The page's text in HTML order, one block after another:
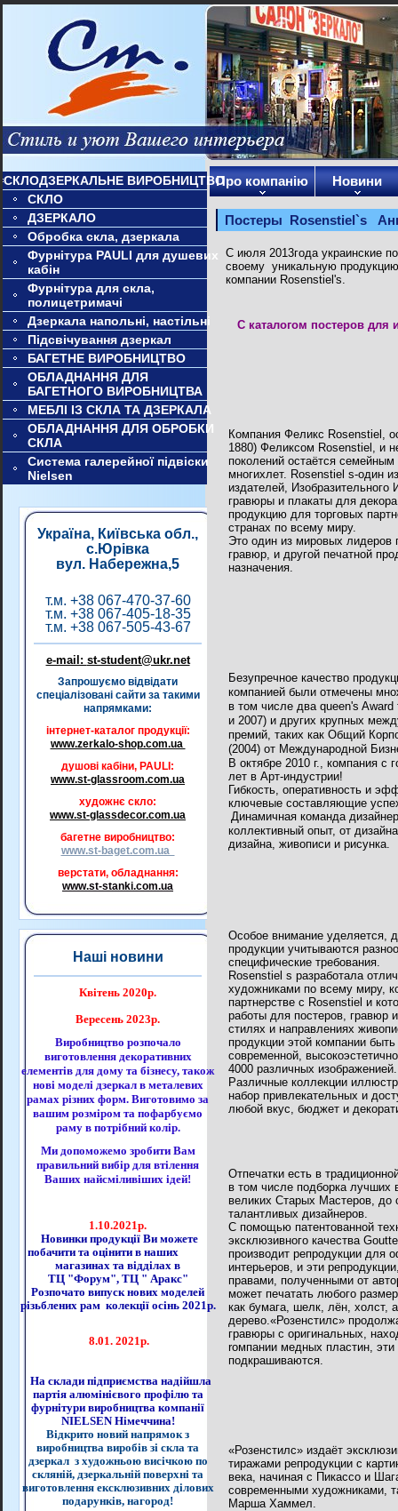
СКЛОДЗЕРКАЛЬНЕ ВИРОБНИЦТВО
СКЛО
ДЗЕРКАЛО
Обробка скла, дзеркала
Фурнітура PAULI для душевих
кабін
Фурнітура для скла,
полицетримачі
Дзеркала напольні, настільні
Підсвічування дзеркал
БАГЕТНЕ ВИРОБНИЦТВО
ОБЛАДНАННЯ ДЛЯ
БАГЕТНОГО ВИРОБНИЦТВА
МЕБЛІ ІЗ СКЛА ТА ДЗЕРКАЛА
ОБЛАДНАННЯ ДЛЯ ОБРОБКИ
СКЛА
Система галерейної підвіски
Nielsen
Україна, Київська обл.,
с.Юрівка
вул. Набережна,5
т.м. +38 067-470-37-60
т.м. +38 067-405-18-35
т.м. +38 067-505-43-67
e-mail: st-student@ukr.net
Запрошуємо відвідати
спеціалізовані сайти за такими
напрямками:
інтернет-каталог продукції:
www.zerkalo-shop.com.ua
душові кабіни, PAULI:
www.st-glassroom.com.ua
художнє скло:
www.st-glassdecor.com.ua
багетне виробництво:
www.st-baget.com.ua
верстати, обладнання:
www.st-stanki.com.ua
Наші новини
Квітень 2020р.
Вересень 2023р.
Виробництво розпочало
виготовлення декоративних
елементів для дому та бізнесу, також
нові моделі дзеркал в металевих
рамах різних форм. Виготовимо за
вашим розміром та пофарбуємо
раму в потрібний колір.
Ми допоможемо зробити Вам
правильний вибір для втілення
Ваших найсміливіших ідей!
1.10.2021р.
Новинки продукції Ви можете
побачити та оцінити в наших
магазинах та відділах в
ТЦ "Форум", ТЦ " Аракс"
Розпочато випуск нових моделей
різьблених рам колекції осінь 2021р.
8.01. 2021р.
На склади підприємства надійшла
партія алюмінієвого профілю та
фурнітури виробництва компанії
NIELSEN Німеччина!
Відкрито новий напрямок з
виробництва виробів зі скла та
дзеркал з художньою висічкою по
скляній, дзеркальній поверхні та
виготовлення ексклюзивних ділових
подарунків, нагород!
Про компанію Новини
Постеры Rosenstiel`s
С июля 2013года украинские
своему уникальную
компании Rosenstiel's.
С каталогом постеров для
Компания Феликс Rosenstiel ,
1880) Феликсом Rosenstiel , и
поколений остаётся семейным
многихлет. Rosenstiel s-один
издателей,
гравюры и плакаты для
продукцию для торговых
странах по всему миру.
Это один из мировых лидеров
гравюр, и другой печатной
назначения.
Безупречное качество
компанией были отмечены
в том числе два queen's Award
и 2007) и других крупных
премий, таких как Общий
(2004) от Международной
В октябре 2010 г., компания с
лет в Арт-индустрии!
Гибкость, оперативность и
ключевые составляющие
Динамичная команда
коллективный опыт, от
дизайна, живописи и рисунка.
Особое внимание уделяется,
продукции учитываются
специфические требования.
Rosenstiel s разработала
художниками по всему миру,
партнерстве с Rosenstiel и
работы для постеров, гравюр
стилях и направлениях
продукции этой компании быть
современной,
4000 различных изображенией.
Различные коллекции
набор привлекательных и
любой вкус, бюджет и
Отпечатки есть в
в том числе подборка лучших
великих Старых Мастеров, до
талантливых дизайнеров.
С помощью патентованной
эксклюзивного качества
производит репродукции для
интерьеров, и эти
правами, полученными от
может печатать любого
как бумага, шелк, лён, холст,
дерево.«Розенстилc»
гравюры с оригинальных,
rомпании медных пластин,
подкрашиваются.
«Розенстилc» издаёт
тиражами репродукции с
века, начиная с Пикассо и
современными художниками,
Марша Хаммел.